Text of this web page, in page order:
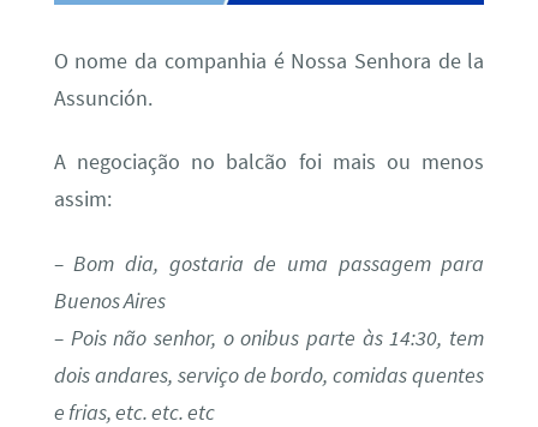
O nome da companhia é Nossa Senhora de la
Assunción.
A negociação no balcão foi mais ou menos
assim:
– Bom dia, gostaria de uma passagem para
Buenos Aires
– Pois não senhor, o onibus parte às 14:30, tem
dois andares, serviço de bordo, comidas quentes
e frias, etc. etc. etc